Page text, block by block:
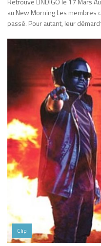
au New Morning Les
passé. Pour autant, leur
Clip